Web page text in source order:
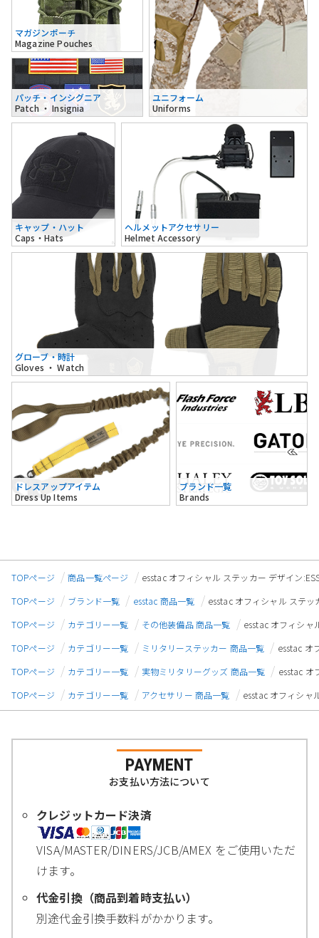
マガジンポーチ
Magazine Pouches
パッチ・インシグニア
Patch ・ Insignia
ユニフォーム
Uniforms
キャップ・ハット
Caps・Hats
ヘルメットアクセサリー
Helmet Accessory
グローブ・時計
Gloves ・ Watch
ドレスアップアイテム
Dress Up Items
ブランド一覧
Brands
TOPページ 商品一覧ページ
esstac オフィシャル ステッカー デザイン
TOPページ
ブランド一覧 esstac 商品一覧
esstac オフィシャル ステッ
TOPページ
カテゴリー一覧 その他装備品 商品一覧
esstac オフィシャ
TOPページ
カテゴリー一覧 ミリタリーステッカー 商品一覧
esstac オ
TOPページ
カテゴリー一覧 実物ミリタリーグッズ 商品一覧
esstac オ
TOPページ
カテゴリー一覧 アクセサリー 商品一覧 esstac オフィシャ
PAYMENT
お支払い方法について
クレジットカード決済
VISA/MASTER/DINERS/JCB/AMEX をご使用いただ
けます。
代金引換（商品到着時支払い）
別途代金引換手数料がかかります。